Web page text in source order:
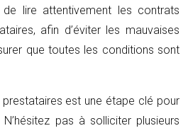
de lire attentivement les contrats
afin d’éviter les mauvaises
que toutes les conditions sont
est une étape clé pour
pas à solliciter plusieurs